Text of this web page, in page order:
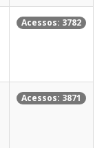
Acessos: 3782
Acessos: 3871